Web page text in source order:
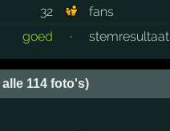
32
fans
goed
· stemresultaat
114 foto's)